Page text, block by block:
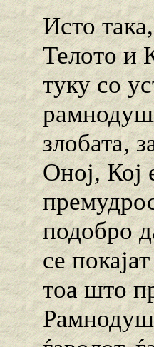
Исто
Телото и
туку со
злобата,
Оној, Кој
подобро
се
тоа што